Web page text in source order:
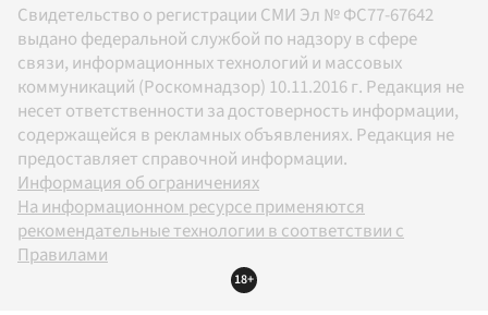
Свидетельство о регистрации СМИ Эл № ФС77-67642
выдано федеральной службой по надзору в сфере
связи, информационных технологий и массовых
коммуникаций (Роскомнадзор) 10.11.2016 г. Редакция не
несет ответственности за достоверность информации,
содержащейся в рекламных объявлениях. Редакция не
предоставляет справочной информации.
Информация об ограничениях
На информационном ресурсе применяются
рекомендательные технологии в соответствии с
Правилами
18+